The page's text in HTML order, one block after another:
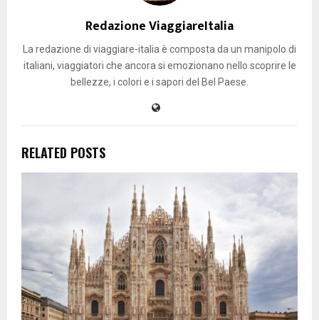
Redazione ViaggiareItalia
La redazione di viaggiare-italia è composta da un manipolo di
italiani, viaggiatori che ancora si emozionano nello scoprire le
bellezze, i colori e i sapori del Bel Paese.
RELATED POSTS